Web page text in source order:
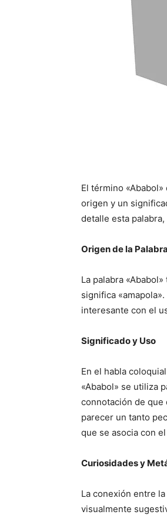
El término
origen y un
detalle esta
Origen de la Palabra
La palabra
significa
interesante con el
Significado y Uso
En el habla
«Ababol» se utiliza
connotación de que
parecer un tanto
que se asocia con
Curiosidades y
La conexión entre
visualmente